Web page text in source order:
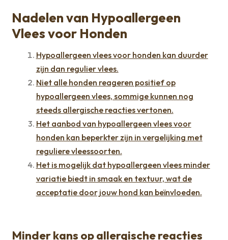
Nadelen van Hypoallergeen
Vlees voor Honden
Hypoallergeen vlees voor honden kan duurder
zijn dan regulier vlees.
Niet alle honden reageren positief op
hypoallergeen vlees, sommige kunnen nog
steeds allergische reacties vertonen.
Het aanbod van hypoallergeen vlees voor
honden kan beperkter zijn in vergelijking met
reguliere vleessoorten.
Het is mogelijk dat hypoallergeen vlees minder
variatie biedt in smaak en textuur, wat de
acceptatie door jouw hond kan beïnvloeden.
Minder kans op allergische reacties